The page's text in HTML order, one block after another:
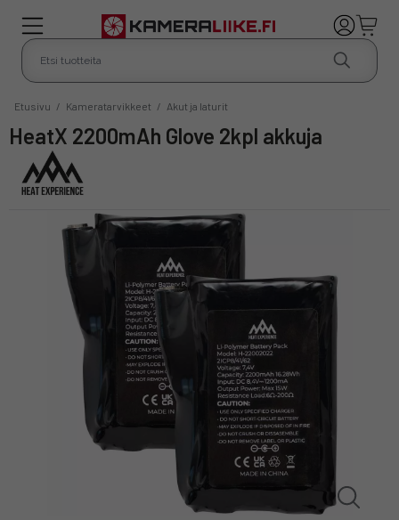
Etusivu / Kameratarvikkeet / Akut ja laturit
HeatX 2200mAh Glove 2kpl akkuja